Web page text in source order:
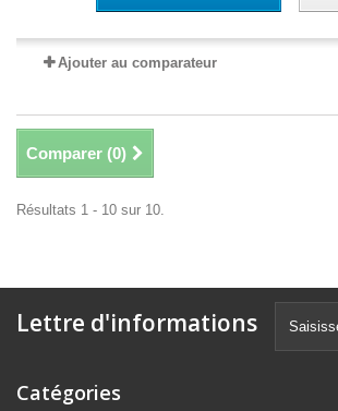
Ajouter au comparateur
Comparer (0)
Résultats 1 - 10 sur 10.
Lettre d'informations
Catégories